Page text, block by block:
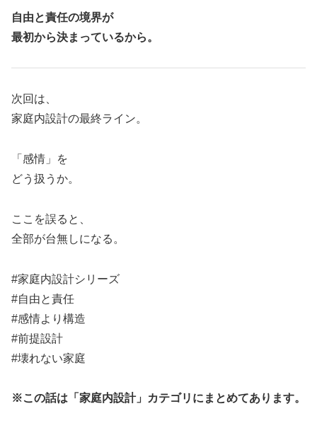
自由と責任の境界が
最初から決まっているから。
次回は、
家庭内設計の最終ライン。
「感情」を
どう扱うか。
ここを誤ると、
全部が台無しになる。
#家庭内設計シリーズ
#自由と責任
#感情より構造
#前提設計
#壊れない家庭
※この話は「家庭内設計」カテゴリにまとめてあります。